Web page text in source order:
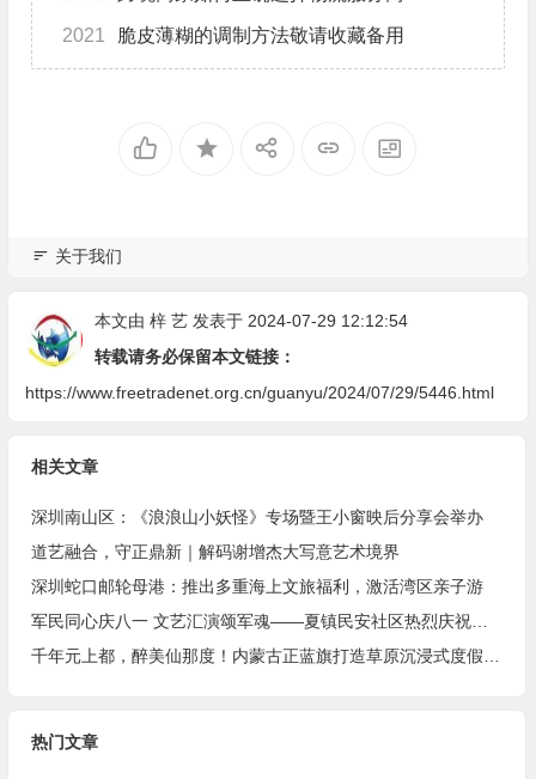
2021 脆皮薄糊的调制方法敬请收藏备用
关于我们
本文由 梓 艺发表于 2024-07-29 12:12:54
转载请务必保留本文链接：
https://www.freetradenet.org.cn/guanyu/2024/07/29/5446.html
相关文章
深圳南山区：《浪浪山小妖怪》专场暨王小窗映后分享会举办
道艺融合，守正鼎新｜解码谢增杰大写意艺术境界
深圳蛇口邮轮母港：推出多重海上文旅福利，激活湾区亲子游
军民同心庆八一 文艺汇演颂军魂——夏镇民安社区热烈庆祝建军99周年
千年元上都，醉美仙那度！内蒙古正蓝旗打造草原沉浸式度假胜地
热门文章